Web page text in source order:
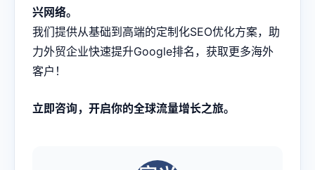
兴网络。
我们提供从基础到高端的定制化SEO优化方案，助
力外贸企业快速提升Google排名，获取更多海外
客户！
立即咨询，开启你的全球流量增长之旅。